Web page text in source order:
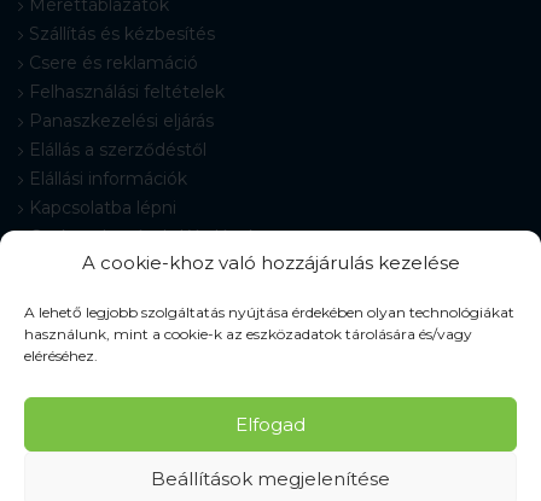
A cookie-khoz való hozzájárulás kezelése
A lehető legjobb szolgáltatás nyújtása érdekében olyan technológiákat
használunk, mint a cookie-k az eszközadatok tárolására és/vagy
eléréséhez.
Elfogad
Beállítások megjelenítése
Szállítás és kézbesítés
Csere és reklamáció
Felhasználási feltételek
Panaszkezelési eljárás
Elállás a szerződéstől
Elállási információk
Kapcsolatba lépni
Gyakran Ismételt Kérdések
Cookie-beállítások
© 2026 Pracovné odevy ZIKO s. r. o., minden jog fenntartva.